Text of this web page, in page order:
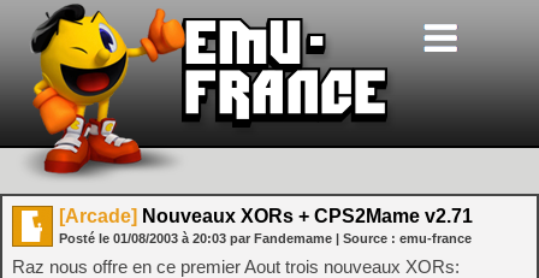
[Arcade] Nouveaux XORs + CPS2Mame v2.71
Posté le 01/08/2003 à 20:03 par Fandemame | Source : emu-france
Raz nous offre en ce premier Aout trois nouveaux XORs: